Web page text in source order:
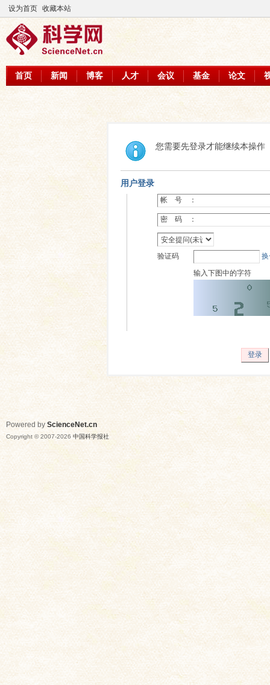
设为首页 收藏本站
首页 新闻 博客 人才 会议 基金 论文
您需要先登录才能继续本操作
用户登录
帐 号 ：
密 码 ：
验证码
输入下图中的字符
登录
Powered by ScienceNet.cn
Copyright © 2007-2026 中国科学报社